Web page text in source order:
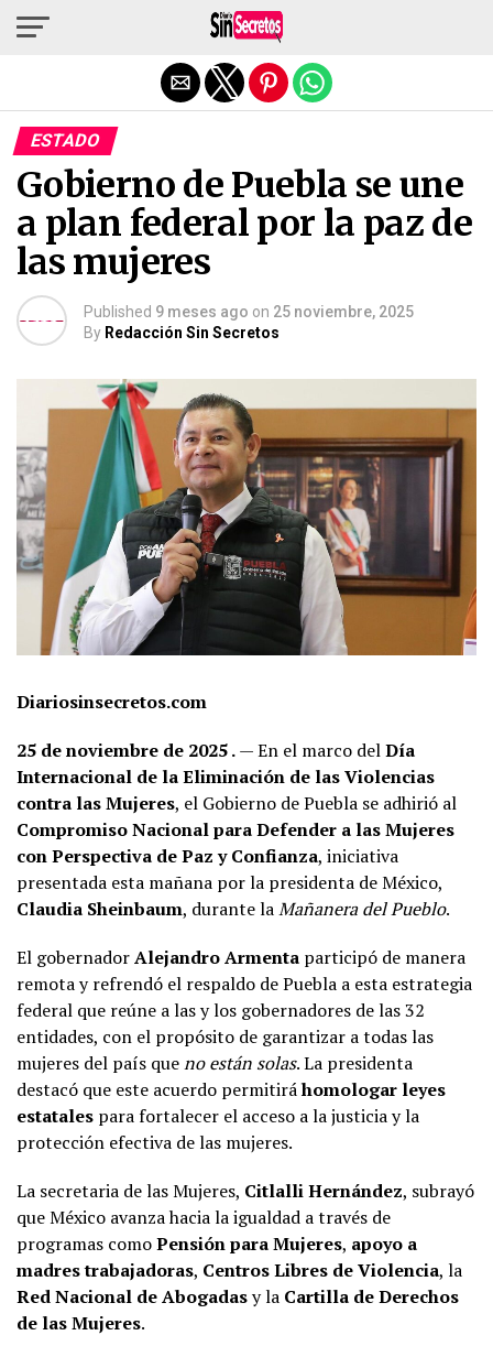
ESTADO
Gobierno de Puebla se une
a plan federal por la paz de
las mujeres
Published 9 meses ago on 25 noviembre, 2025
By Redacción Sin Secretos
Diariosinsecretos.com
25 de noviembre de 2025.— En el marco delDía
Internacional de la Eliminación de las Violencias
contra las Mujeres, el Gobierno de Puebla se adhirió al
Compromiso Nacional para Defender a las Mujeres
con Perspectiva de Paz y Confianza, iniciativa
presentada esta mañana por la presidenta de México,
Claudia Sheinbaum, durante laMañanera del Pueblo.
El gobernadorAlejandro Armenta participó de manera
remota y refrendó el respaldo de Puebla a esta estrategia
federal que reúne a las y los gobernadores de las 32
entidades, con el propósito de garantizar a todas las
mujeres del país queno están solas. La presidenta
destacó que este acuerdo permitiráhomologar leyes
estatales para fortalecer el acceso a la justicia y la
protección efectiva de las mujeres.
La secretaria de las Mujeres, Citlalli Hernández, subrayó
que México avanza hacia la igualdad a través de
programas comoPensión para Mujeres, apoyo a
madres trabajadoras, Centros Libres de Violencia, la
Red Nacional de Abogadasy la Cartilla de Derechos
de las Mujeres.
Salir de la versión móvil